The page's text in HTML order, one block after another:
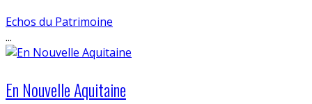
Echos du Patrimoine
...
En Nouvelle Aquitaine